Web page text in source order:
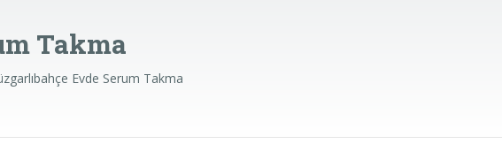
Takma
Evde Serum Takma